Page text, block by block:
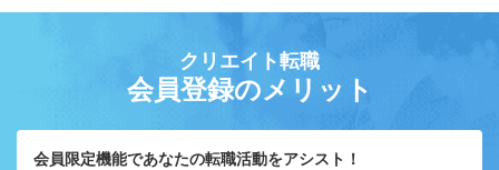
クリエイト転職
会員登録のメリット
会員限定機能であなたの転職活動をアシスト！